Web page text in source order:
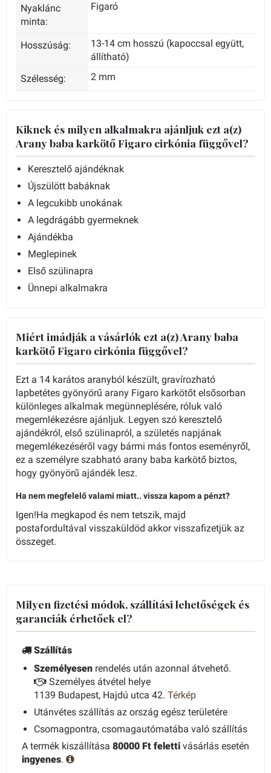
Nyaklánc
minta:
Figaró
Hosszúság:
13-14 cm hosszú (kapoccsal együtt,
állítható)
Szélesség:
2 mm
Kiknek és milyen alkalmakra ajánljuk ezt a(z)
Arany baba karkötő Figaro cirkónia függővel?
Keresztelő ajándéknak
Újszülött babáknak
A legcukibb unokának
A legdrágább gyermeknek
Ajándékba
Meglepinek
Első szülinapra
Ünnepi alkalmakra
Miért imádják a vásárlók ezt a(z) Arany baba
karkötő Figaro cirkónia függővel?
Ezt a 14 karátos aranyból készült, gravírozható
lapbetétes gyönyörű arany Figaro karkötőt elsősorban
különleges alkalmak megünneplésére, róluk való
megemlékezésre ajánljuk. Legyen szó keresztelő
ajándékról, első szülinapról, a születés napjának
megemlékezéséről vagy bármi más fontos eseményről,
ez a személyre szabható arany baba karkötő biztos,
hogy gyönyörű ajándék lesz.
Ha nem megfelelő valami miatt.. vissza kapom a pénzt?
Igen!Ha megkapod és nem tetszik, majd
postafordultával visszaküldöd akkor visszafizetjük az
összeget.
Milyen fizetési módok, szállítási lehetőségek és
garanciák érhetőek el?
Szállítás
Személyesen rendelés után azonnal átvehető.
Személyes átvétel helye
1139 Budapest, Hajdú utca 42. Térkép
Utánvétes szállítás az ország egész területére
Csomagpontra, csomagautómatába való szállítás
A termék kiszállítása 80000 Ft feletti vásárlás esetén
ingyenes.